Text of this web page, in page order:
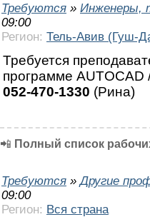
Требуются » Инженеры,
09:00
Регион: Тель-Авив (Гуш-
Требуется
программе
052-470-1330 (Рина)
📲 Полный список
Требуются »Другие
09:00
Регион: Вся страна